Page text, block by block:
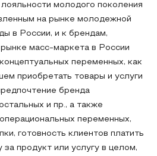
молодого поколения
на рынке молодежной
в России, и к брендам,
масс-маркета в России
переменных, как
приобретать товары и услуги
бренда
и пр., а также
переменных,
готовность клиентов платить
продукт или услугу в целом,